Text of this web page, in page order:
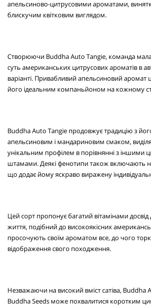
апельсиново-цитрусовими ароматами,
блискучим квітковим виглядом.
Створюючи Buddha Auto Tangie, команда
суть американських цитрусових ароматів в
варіанті. Привабливий апельсиновий аромат
його ідеальним компаньйоном на кожному
Buddha Auto Tangie продовжує традицію з
апельсиновим і мандариновим смаком,
унікальним профілем в порівнянні з іншими
штамами. Деякі фенотипи також включають
що додає йому яскраво виражену
Цей сорт пропонує багатий вітамінами
життя, подібний до високоякісних
просочують своїм ароматом все, до чого
відображення свого походження.
Незважаючи на високий вміст сатіва, Buddha
Buddha Seeds може похвалитися коротким